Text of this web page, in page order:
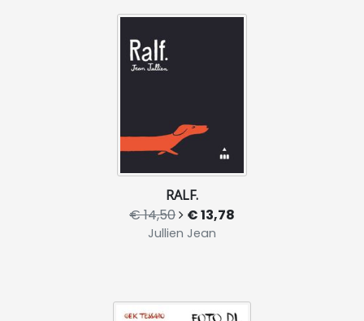
RALF.
€ 14,50 € 13,78
Jullien Jean